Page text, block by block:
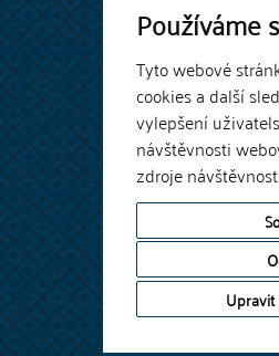
Používáme
Tyto webové
cookies a další
vylepšení
návštěvnosti
zdroje